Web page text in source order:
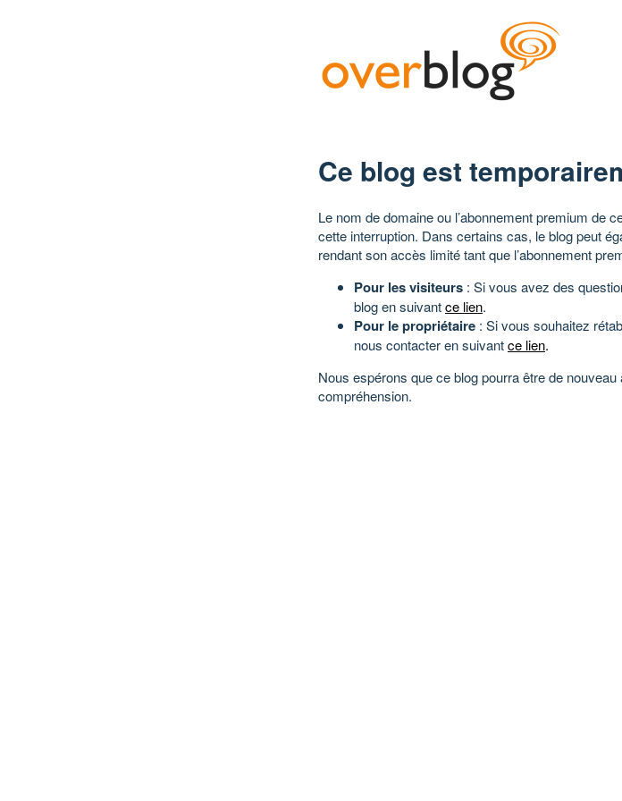
Ce blog est
Le nom de domaine ou l’abonnement premium de
cette interruption. Dans certains cas, le blog peut
rendant son accès limité tant que l’abonnement
Pour les visiteurs : Si vous avez des
blog en suivantce lien.
Pour le propriétaire : Si vous souhaitez
nous contacter en suivantce lien.
Nous espérons que ce blog pourra être de
compréhension.